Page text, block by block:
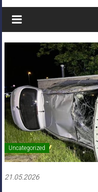
Monheim
Uncategorized
21.05.2026